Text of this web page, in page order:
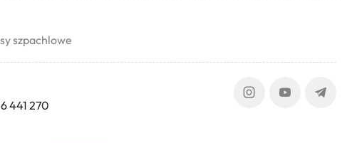
szpachlowe
441 270